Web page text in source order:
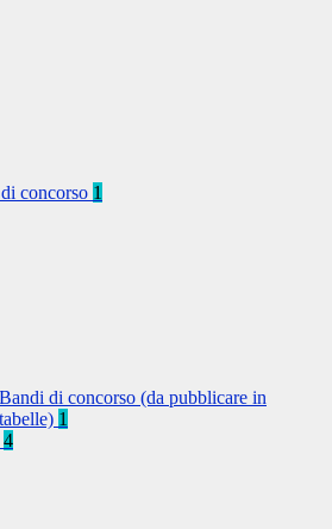
concorso 1
Bandi di concorso (da pubblicare in
tabelle) 1
4